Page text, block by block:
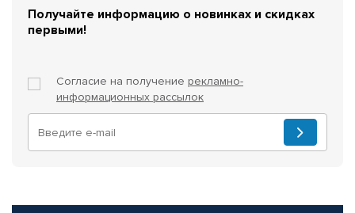
Получайте информацию о новинках и скидках
первыми!
Согласие на получение рекламно-
информационных рассылок